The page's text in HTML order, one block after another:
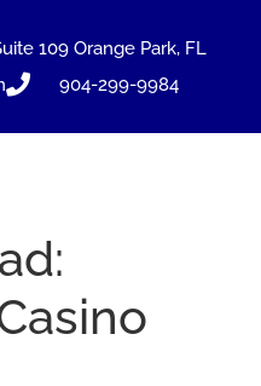
109 Orange Park, FL
904-299-9984